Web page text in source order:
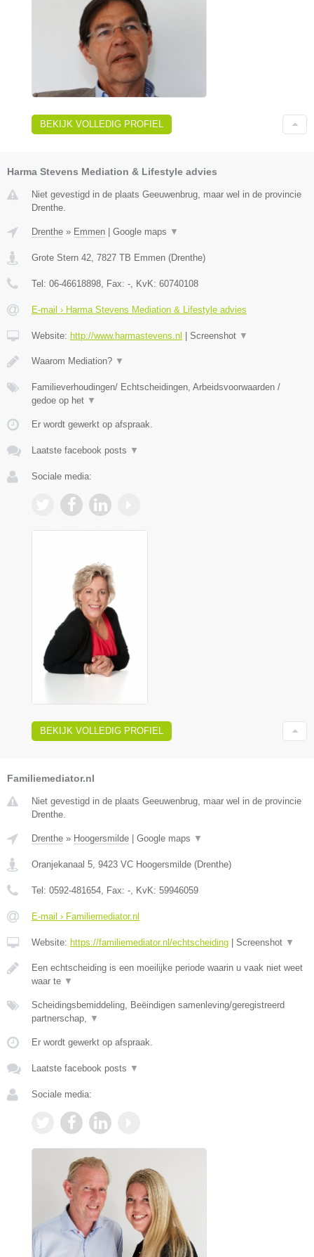
BEKIJK VOLLEDIG PROFIEL
Harma Stevens Mediation & Lifestyle advies
Niet gevestigd in de plaats Geeuwenbrug, maar wel in de provincie
Drenthe.
Drenthe » Emmen | Google maps ▼
Grote Stern 42 7827 TB Emmen (Drenthe)
Tel: 06-46618898 , Fax: - , KvK: 60740108
E-mail › Harma Stevens Mediation & Lifestyle advies
Website: http://www.harmastevens.nl | Screenshot ▼
Waarom Mediation? ▼
Familieverhoudingen/ Echtscheidingen, Arbeidsvoorwaarden /
gedoe op het ▼
Er wordt gewerkt op afspraak.
Laatste facebook posts ▼
Sociale media:
BEKIJK VOLLEDIG PROFIEL
Familiemediator.nl
Niet gevestigd in de plaats Geeuwenbrug, maar wel in de provincie
Drenthe.
Drenthe » Hoogersmilde Google maps ▼
Oranjekanaal 5, 9423 VC Hoogersmilde (Drenthe)
Tel: 0592-481654, Fax: -, KvK: 59946059
E-mail › Familiemediator.nl
Website: https://familiemediator.nl/echtscheiding Screenshot ▼
Een echtscheiding is een moeilijke periode waarin u vaak niet weet
waar te ▼
Scheidingsbemiddeling, Beëindigen samenleving/geregistreerd
partnerschap, ▼
Er wordt gewerkt op afspraak.
Laatste facebook posts ▼
Sociale media: